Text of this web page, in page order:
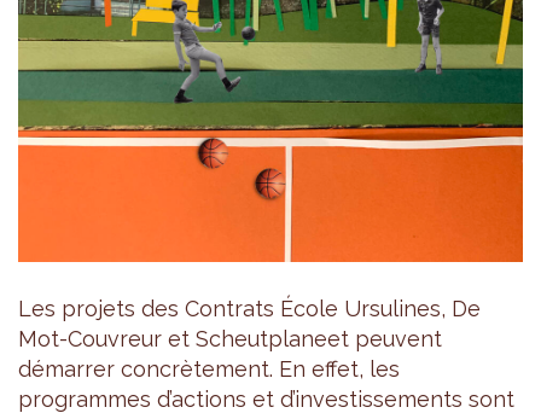
Les projets des Contrats École Ursulines, De
Mot-Couvreur et Scheutplaneet peuvent
démarrer concrètement. En effet, les
programmes d’actions et d’investissements sont